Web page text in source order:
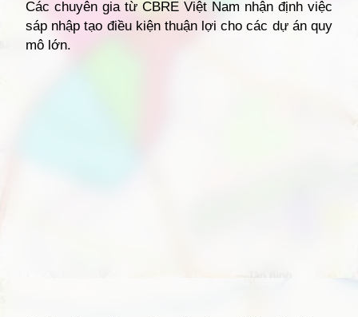
Các chuyên gia từ CBRE Việt Nam nhận định việc
sáp nhập tạo điều kiện thuận lợi cho các dự án quy
mô lớn.